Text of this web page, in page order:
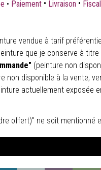
• Paiement • Livraison •
vendue à tarif
que je conserve à titre
(peinture non
non disponible à la vente,
actuellement exposée
offert)" ne soit